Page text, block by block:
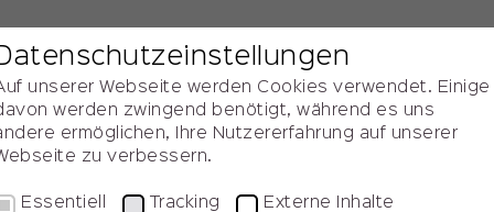
20
unserer Webseite werden Cookies verwendet. Einige
werden zwingend benötigt, während es uns
ermöglichen, Ihre Nutzererfahrung auf unserer
zu verbessern.
Essentiell Tracking Externe Inhalte